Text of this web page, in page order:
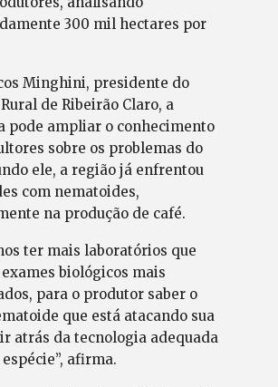
300 mil hectares por
Minghini, presidente do
de Ribeirão Claro, a
pode ampliar o conhecimento
sobre os problemas do
ele, a região já enfrentou
com nematoides,
na produção de café.
ter mais laboratórios que
biológicos mais
para o produtor saber o
que está atacando sua
atrás da tecnologia adequada
afirma.